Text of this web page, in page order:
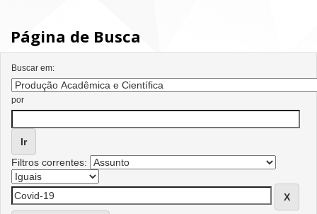
Página de Busca
Buscar em:
por
Filtros correntes: